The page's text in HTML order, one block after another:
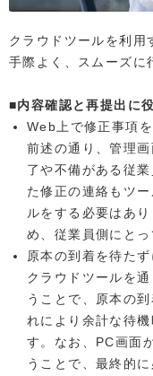
クラウドツールを利用
手際よく、スムーズに
■内容確認と再提出に
Web上で修正事項を
前述の通り、管理
了や不備がある従
た修正の連絡もツ
ルをする必要はあ
め、従業員側にと
原本の到着を待た
クラウドツールを
うことで、原本の
れにより余計な待
す。なお、PC画面
うことで、最終的